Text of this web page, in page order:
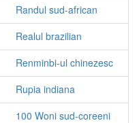
Randul sud-african
Realul brazilian
Renminbi-ul chinezesc
Rupia indiana
100 Woni sud-coreeni